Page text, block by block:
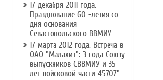
17 декабря 2011 года.
Празднование 60 -летия со
дня основания
Севастопольского ВВМИУ
17 марта 2012 года. Встреча в
ОАО "Малахит": 3 года Союзу
выпускников СВВМИУ и 35
лет войсковой части 45707"